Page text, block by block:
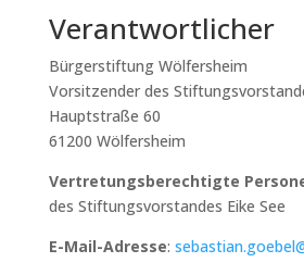
Verantwortlicher
Bürgerstiftung Wölfersheim
Vorsitzender des
Hauptstraße 60
61200 Wölfersheim
Vertretungsberechtigte
des Stiftungsvorstandes Eike See
E-Mail-Adresse: